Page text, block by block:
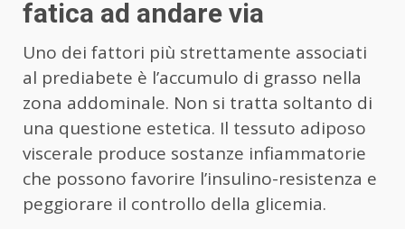
fatica ad andare via
Uno dei fattori più strettamente associati
al prediabete è l’accumulo di grasso nella
zona addominale. Non si tratta soltanto di
una questione estetica. Il tessuto adiposo
viscerale produce sostanze infiammatorie
che possono favorire l’insulino-resistenza e
peggiorare il controllo della glicemia.